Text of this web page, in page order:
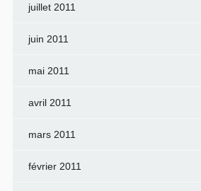
juillet 2011
juin 2011
mai 2011
avril 2011
mars 2011
février 2011